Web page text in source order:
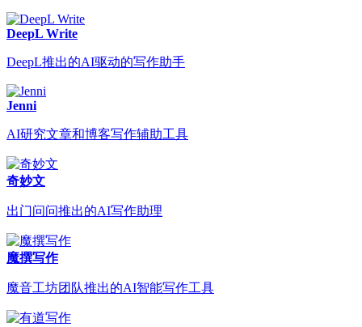
DeepL Write
DeepL推出的AI驱动的写作助手
Jenni
AI研究文章和博客写作辅助工具
奇妙文
出门问问推出的AI写作助理
魔撰写作
魔音工坊团队推出的AI智能写作工具